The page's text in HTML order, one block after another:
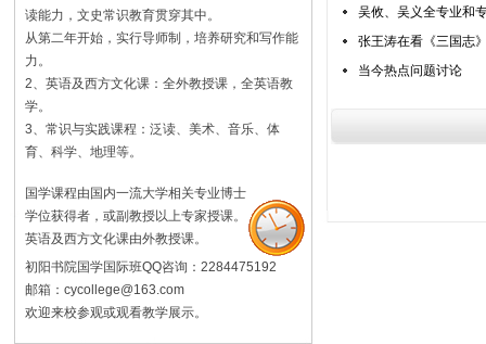
读能力，文史常识教育贯穿其中。
从第二年开始，实行导师制，培养研究和写作能
力。
2、英语及西方文化课：全外教授课，全英语教
学。
3、常识与实践课程：泛读、美术、音乐、体
育、科学、地理等。
国学课程由国内一流大学相关专业博士
学位获得者，或副教授以上专家授课。
英语及西方文化课由外教授课。
初阳书院国学国际班QQ咨询：2284475192
邮箱：cycollege@163.com
欢迎来校参观或观看教学展示。
吴攸、吴义全专业和
张王涛在看《三国志
当今热点问题讨论